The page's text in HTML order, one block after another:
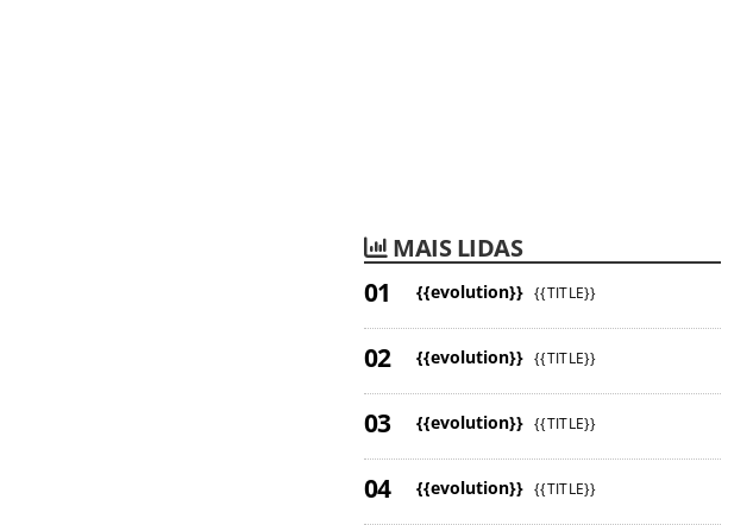
MAIS LIDAS
{{evolution}} {{TITLE}}
{{evolution}} {{TITLE}}
{{evolution}} {{TITLE}}
{{evolution}} {{TITLE}}